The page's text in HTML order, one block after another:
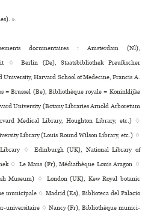
».
documentaires : Amsterdam (Nl),
♢ Berlin (De), Staatsbibliothek Preußischer
Harvard School of Medecine, Francis A.
= Brussel (Be), Bibliothèque royale = Koninklijke
University (Botany Libraries Arnold Arboretum
Medical Library, Houghton Library, etc.) ♢
Library (Louis Round Wilson Library, etc.) ♢
Library ♢ Edinburgh (UK), National Library of
♢ Le Mans (Fr), Médiathèque Louis Aragon ♢
Museum) ♢ London (UK), Kew Royal botanic
muni­ci­pale ♢ Madrid (Es), Biblioteca del Palacio
uni­ver­si­taire ♢ Nancy (Fr), Bibliothèque muni­ci­